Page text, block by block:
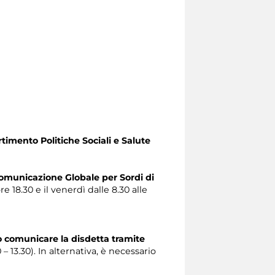
Politiche Sociali e Salute
Globale per Sordi di
18.30 e il venerdì dalle 8.30 alle
comunicare la disdetta tramite
13.30). In alternativa, è necessario